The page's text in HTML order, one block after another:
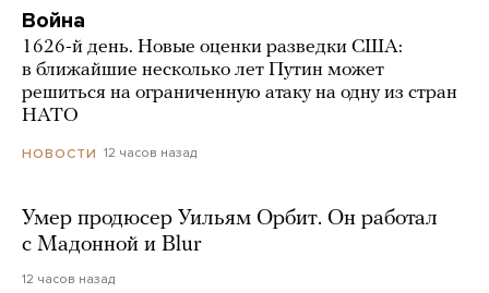
Война
1626-й день. Новые оценки разведки США:
в ближайшие несколько лет Путин может
решиться на ограниченную атаку на одну из стран
НАТО
НОВОСТИ 12 часов назад
Умер продюсер Уильям Орбит. Он работал
с Мадонной и Blur
12 часов назад